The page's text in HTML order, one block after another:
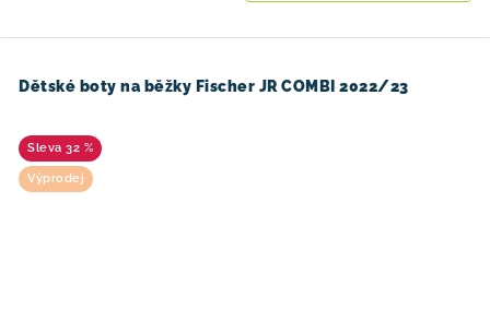
Dětské boty na běžky Fischer JR COMBI 2022/23
32 %
Výprodej